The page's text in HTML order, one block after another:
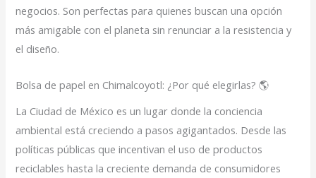
negocios. Son perfectas para quienes buscan una opción
más amigable con el planeta sin renunciar a la resistencia y
el diseño.
Bolsa de papel en Chimalcoyotl: ¿Por qué elegirlas? 🌎
La Ciudad de México es un lugar donde la conciencia
ambiental está creciendo a pasos agigantados. Desde las
políticas públicas que incentivan el uso de productos
reciclables hasta la creciente demanda de consumidores